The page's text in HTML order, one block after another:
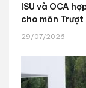
ISU và OCA
cho môn
29/07/2026